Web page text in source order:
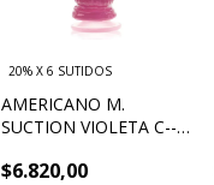
AMERICANO M.
SUCTION VIOLETA C--
$6.820,00
20% X 6 SUTIDOS